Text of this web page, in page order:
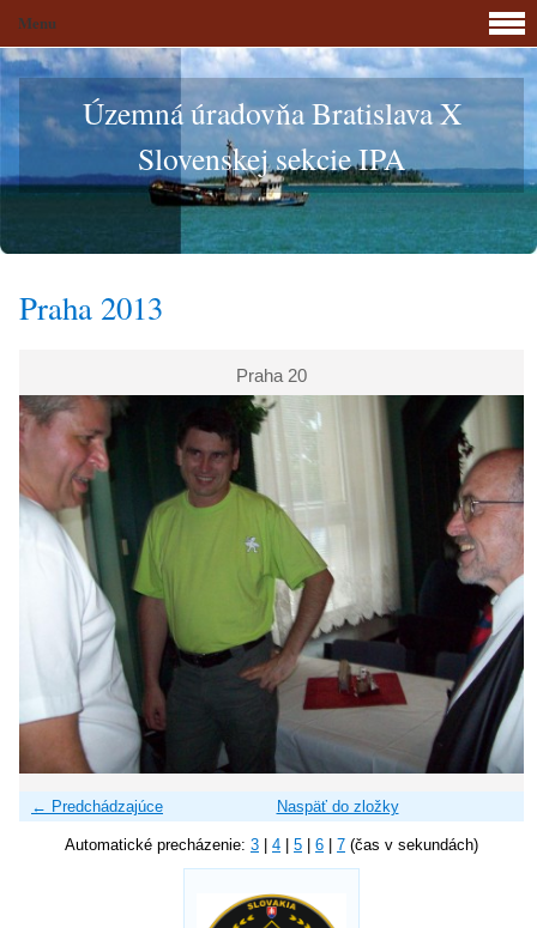
Územná úradovňa Bratislava X
Slovenskej sekcie IPA
Praha 2013
Praha 20
← Predchádzajúce Naspäť do zložky
Automatické precházenie: 3 4 5 6 7 (čas v sekundách)
Menu